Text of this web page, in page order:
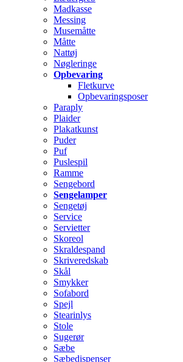
Madkasse
Messing
Musemåtte
Måtte
Nattøj
Nøgleringe
Opbevaring
Fletkurve
Opbevaringsposer
Paraply
Plaider
Plakatkunst
Puder
Puf
Puslespil
Ramme
Sengebord
Sengelamper
Sengetøj
Service
Servietter
Skoreol
Skraldespand
Skriveredskab
Skål
Smykker
Sofabord
Spejl
Stearinlys
Stole
Sugerør
Sæbe
Sæbedispenser